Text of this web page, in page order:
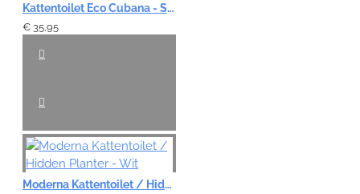
Kattentoilet Eco Cubana - Soft White
€ 35,95
Moderna Kattentoilet / Hidden Planter - Wit